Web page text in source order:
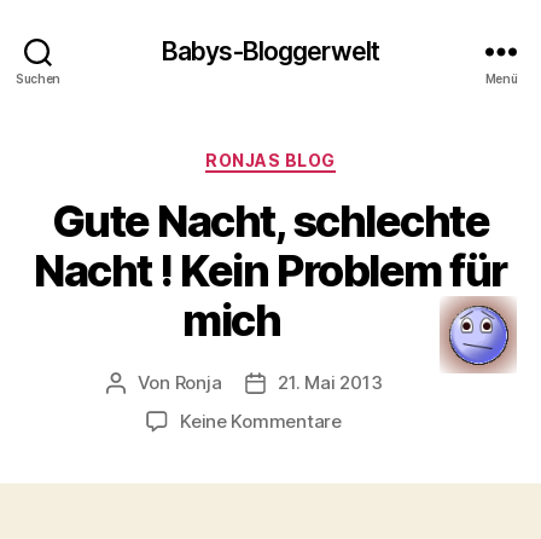
Suchen
Babys-Bloggerwelt
Menü
Kategorien
RONJAS BLOG
Gute Nacht, schlechte
Nacht ! Kein Problem für
mich
Beitragsautor
Von Ronja Veröffentlichungsdatum
21. Mai 2013
Keine Kommentarezu